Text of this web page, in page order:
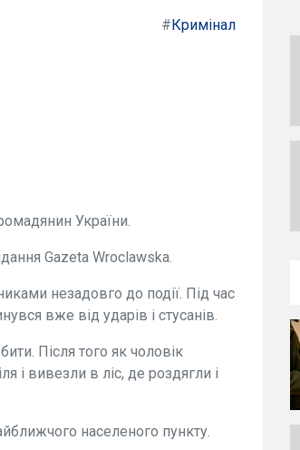
#Кримінал
України.
Gazeta Wroclawska.
незадовго до події. Під час
вже від ударів і стусанів.
Після того як чоловік
і вивезли в ліс, де роздягли і
населеного пункту.